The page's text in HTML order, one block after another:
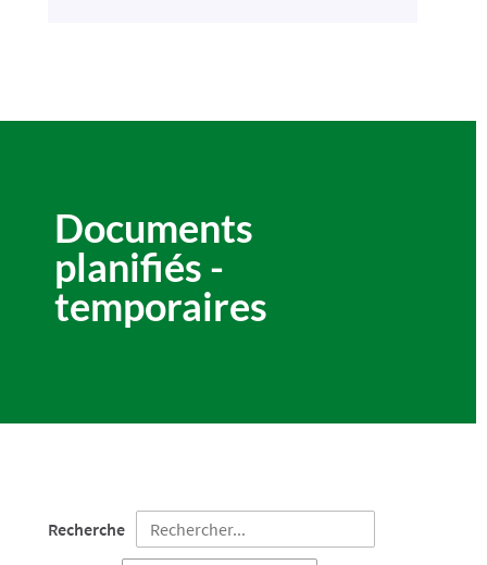
Documents
planifiés -
temporaires
Recherche